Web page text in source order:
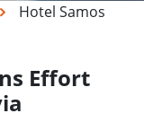
Hotel Samos
Effort